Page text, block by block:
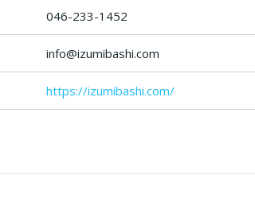
046-233-1452
info@izumibashi.com
https://izumibashi.com/